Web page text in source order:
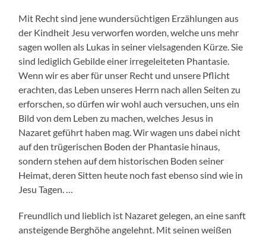
Mit Recht sind jene wundersüchtigen Erzählungen aus
der Kindheit Jesu verworfen worden, welche uns mehr
sagen wollen als Lukas in seiner vielsagenden Kürze. Sie
sind lediglich Gebilde einer irregeleiteten Phantasie.
Wenn wir es aber für unser Recht und unsere Pflicht
erachten, das Leben unseres Herrn nach allen Seiten zu
erforschen, so dürfen wir wohl auch versuchen, uns ein
Bild von dem Leben zu machen, welches Jesus in
Nazaret geführt haben mag. Wir wagen uns dabei nicht
auf den trügerischen Boden der Phantasie hinaus,
sondern stehen auf dem historischen Boden seiner
Heimat, deren Sitten heute noch fast ebenso sind wie in
Jesu Tagen. …
Freundlich und lieblich ist Nazaret gelegen, an eine sanft
ansteigende Berghöhe angelehnt. Mit seinen weißen